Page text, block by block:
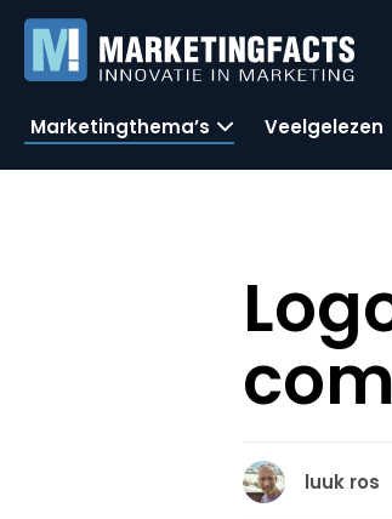
Marketingthema’s Veelgelezen
luuk ros